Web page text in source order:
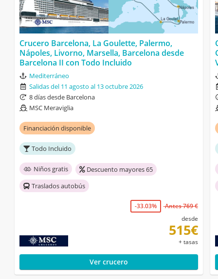
Crucero Barcelona, La Goulette, Palermo,
Nápoles, Livorno, Marsella, Barcelona desde
Barcelona II con Todo Incluido
Mediterráneo
Salidas del 11 agosto al 13 octubre 2026
8 días desde Barcelona
MSC Meraviglia
Financiación disponible
Todo Incluido
Niños gratis
Descuento mayores 65
Traslados autobús
-33.03%
Antes 769 €
desde
515€
+ tasas
Ver crucero